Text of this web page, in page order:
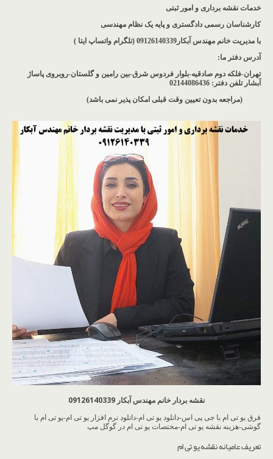
خدمات نقشه برداری و امور ثبتی
کارشناسان رسمی دادگستری و پایه یک نظام مهندسی
با مدیریت خانم مهندس آبکار09126140339 (تلگرام واتساپ ایتا )
آدرس دفتر ما:
تهران-فلکه دوم صادقیه-بلوار فردوس شرق-بین رامین و گلستان-روبروی پاساژ
آبشار تلفن دفتر: 02144086436
(مراجعه بدون تعیین وقت قبلی امکان پذیر نمی باشد)
نقشه بردار خانم مهندس آبکار 09126140339
فرق یو تی ام با جی پی اس-دانلود یو تی ام-دانلود نرم افزار یو تی ام-یو تی ام با
گوشی-هزینه نقشه یو تی ام-مختصات یو تی ام در گوگل مپ
تعریف عامیانه نقشه یو تی ام